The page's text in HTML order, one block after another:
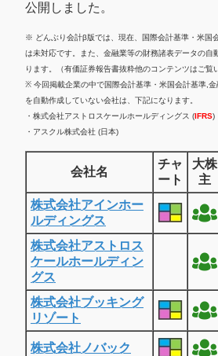
公開しました。
※ どんぶり会計β版では、現在、国際会計基準・米国
は未対応です。また、金融業等の財務諸表データの自
ります。（有価証券報告書抜粋他のコンテンツはご覧
※ 今回掲載企業の中で国際会計基準・米国会計基準,
を自動作成していない会社は、下記になります。
・株式会社アストロスケールホールディングス (IFRS)
・アスクル株式会社 (日本)
会社名
チャ
ート
大株
主
株式会社アインホー
ルディングス
株式会社アストロス
ケールホールディン
グス
株式会社ブッキング
リゾート
株式会社ノバック